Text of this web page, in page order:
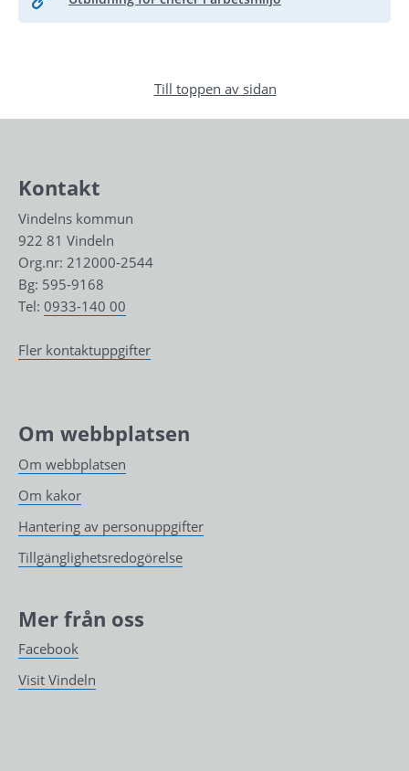
Till toppen av sidan
Kontakt
Vindelns kommun
922 81 Vindeln
Org.nr: 212000-2544
Bg: 595-9168
Tel: 0933-140 00
Fler kontaktuppgifter
Om webbplatsen
Om webbplatsen
Om kakor
Hantering av personuppgifter
Tillgänglighetsredogörelse
Mer från oss
Facebook
Visit Vindeln